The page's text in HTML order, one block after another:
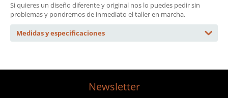
Si quieres un diseño diferente y original nos lo puedes pedir sin
problemas y pondremos de inmediato el taller en marcha.
Medidas y especificaciones
Newsletter